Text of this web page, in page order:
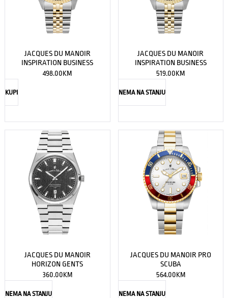
JACQUES DU MANOIR
INSPIRATION BUSINESS
498.00KM
KUPI
JACQUES DU MANOIR
INSPIRATION BUSINESS
519.00KM
NEMA NA STANJU
JACQUES DU MANOIR
HORIZON GENTS
360.00KM
NEMA NA STANJU
JACQUES DU MANOIR PRO
SCUBA
564.00KM
NEMA NA STANJU